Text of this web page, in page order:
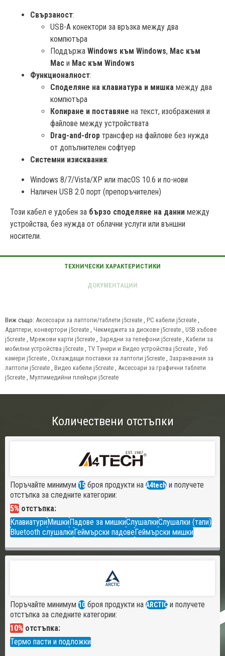
Свързаност:
USB-A конектори за връзка между два
компютъра
Поддържа Windows към Windows, Mac към
Mac и Mac към Windows
Функционалност:
Споделяне на клавиатура и мишка между два
компютъра
Копиране и поставяне на текст, изображения и
файлове между устройствата
Drag-and-drop трансфер на файлове без нужда
от допълнителен софтуер
Системни изисквания:
Windows 8/7/Vista/XP или macOS 10.6 и по-нови
Наличен USB 2.0 порт (препоръчителен)
Този кабел е удобен за бързо споделяне на данни между
устройства, без нужда от облачни услуги или външни
носители.
Виж също: Аксесоари за лаптопи/таблети j5create PC кабели j5create
Адаптери, конвертори j5create
Чекмеджета за дискове j5create
USB хъбове
j5create
Мрежови карти j5create Зарядни за телефони j5create
Кабели за
мобилни устройства j5create TV Тунери и Видео устройства j5create
Уеб
камери j5create
Охлаждащи поставки за лаптопи j5create
Захранвания за
лаптопи j5create
Видео кабели j5create
Аксесоари за графични таблети
j5create
Мултимедийни плейъри j5create
Количествени отстъпки
Поръчайте минимум 15 броя продукти на A4tech и получете
отстъпка за следните категории:
5% отстъпка:
КлавиатуриМишкиПадове за мишкиСлушалкиСлушалки (тапи)
Bluetooth слушалкиГеймърски падовеГеймърски мишки
Поръчайте минимум 10 броя продукти на ARCTIC и получете
отстъпка за следните категории:
10% отстъпка:
Термо пасти и подложки